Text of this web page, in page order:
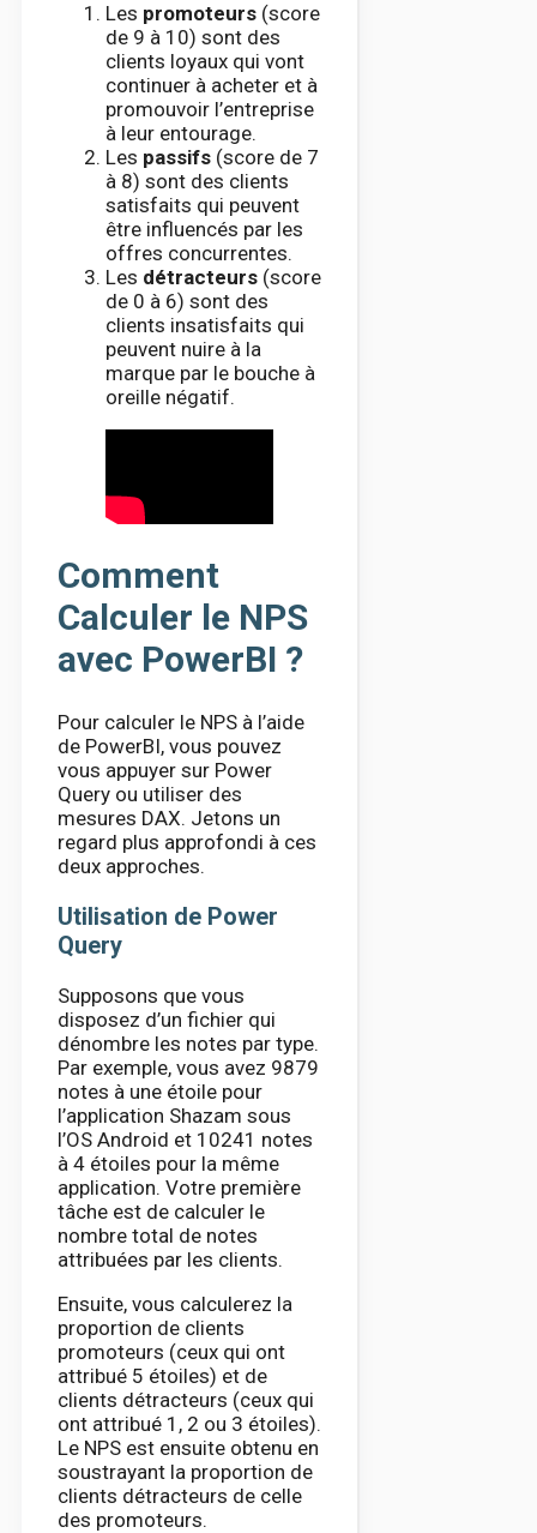
Les promoteurs (score
de 9 à 10) sont des
clients loyaux qui vont
continuer à acheter et à
promouvoir l’entreprise
à leur entourage.
Les passifs (score de 7
à 8) sont des clients
satisfaits qui peuvent
être influencés par les
offres concurrentes.
Les détracteurs (score
de 0 à 6) sont des
clients insatisfaits qui
peuvent nuire à la
marque par le bouche à
oreille négatif.
Comment
Calculer le NPS
avec PowerBI ?
Pour calculer le NPS à l’aide
de PowerBI, vous pouvez
vous appuyer sur Power
Query ou utiliser des
mesures DAX. Jetons un
regard plus approfondi à ces
deux approches.
Utilisation de Power
Query
Supposons que vous
disposez d’un fichier qui
dénombre les notes par type.
Par exemple, vous avez 9879
notes à une étoile pour
l’application Shazam sous
l’OS Android et 10241 notes
à 4 étoiles pour la même
application. Votre première
tâche est de calculer le
nombre total de notes
attribuées par les clients.
Ensuite, vous calculerez la
proportion de clients
promoteurs (ceux qui ont
attribué 5 étoiles) et de
clients détracteurs (ceux qui
ont attribué 1, 2 ou 3 étoiles).
Le NPS est ensuite obtenu en
soustrayant la proportion de
clients détracteurs de celle
des promoteurs.